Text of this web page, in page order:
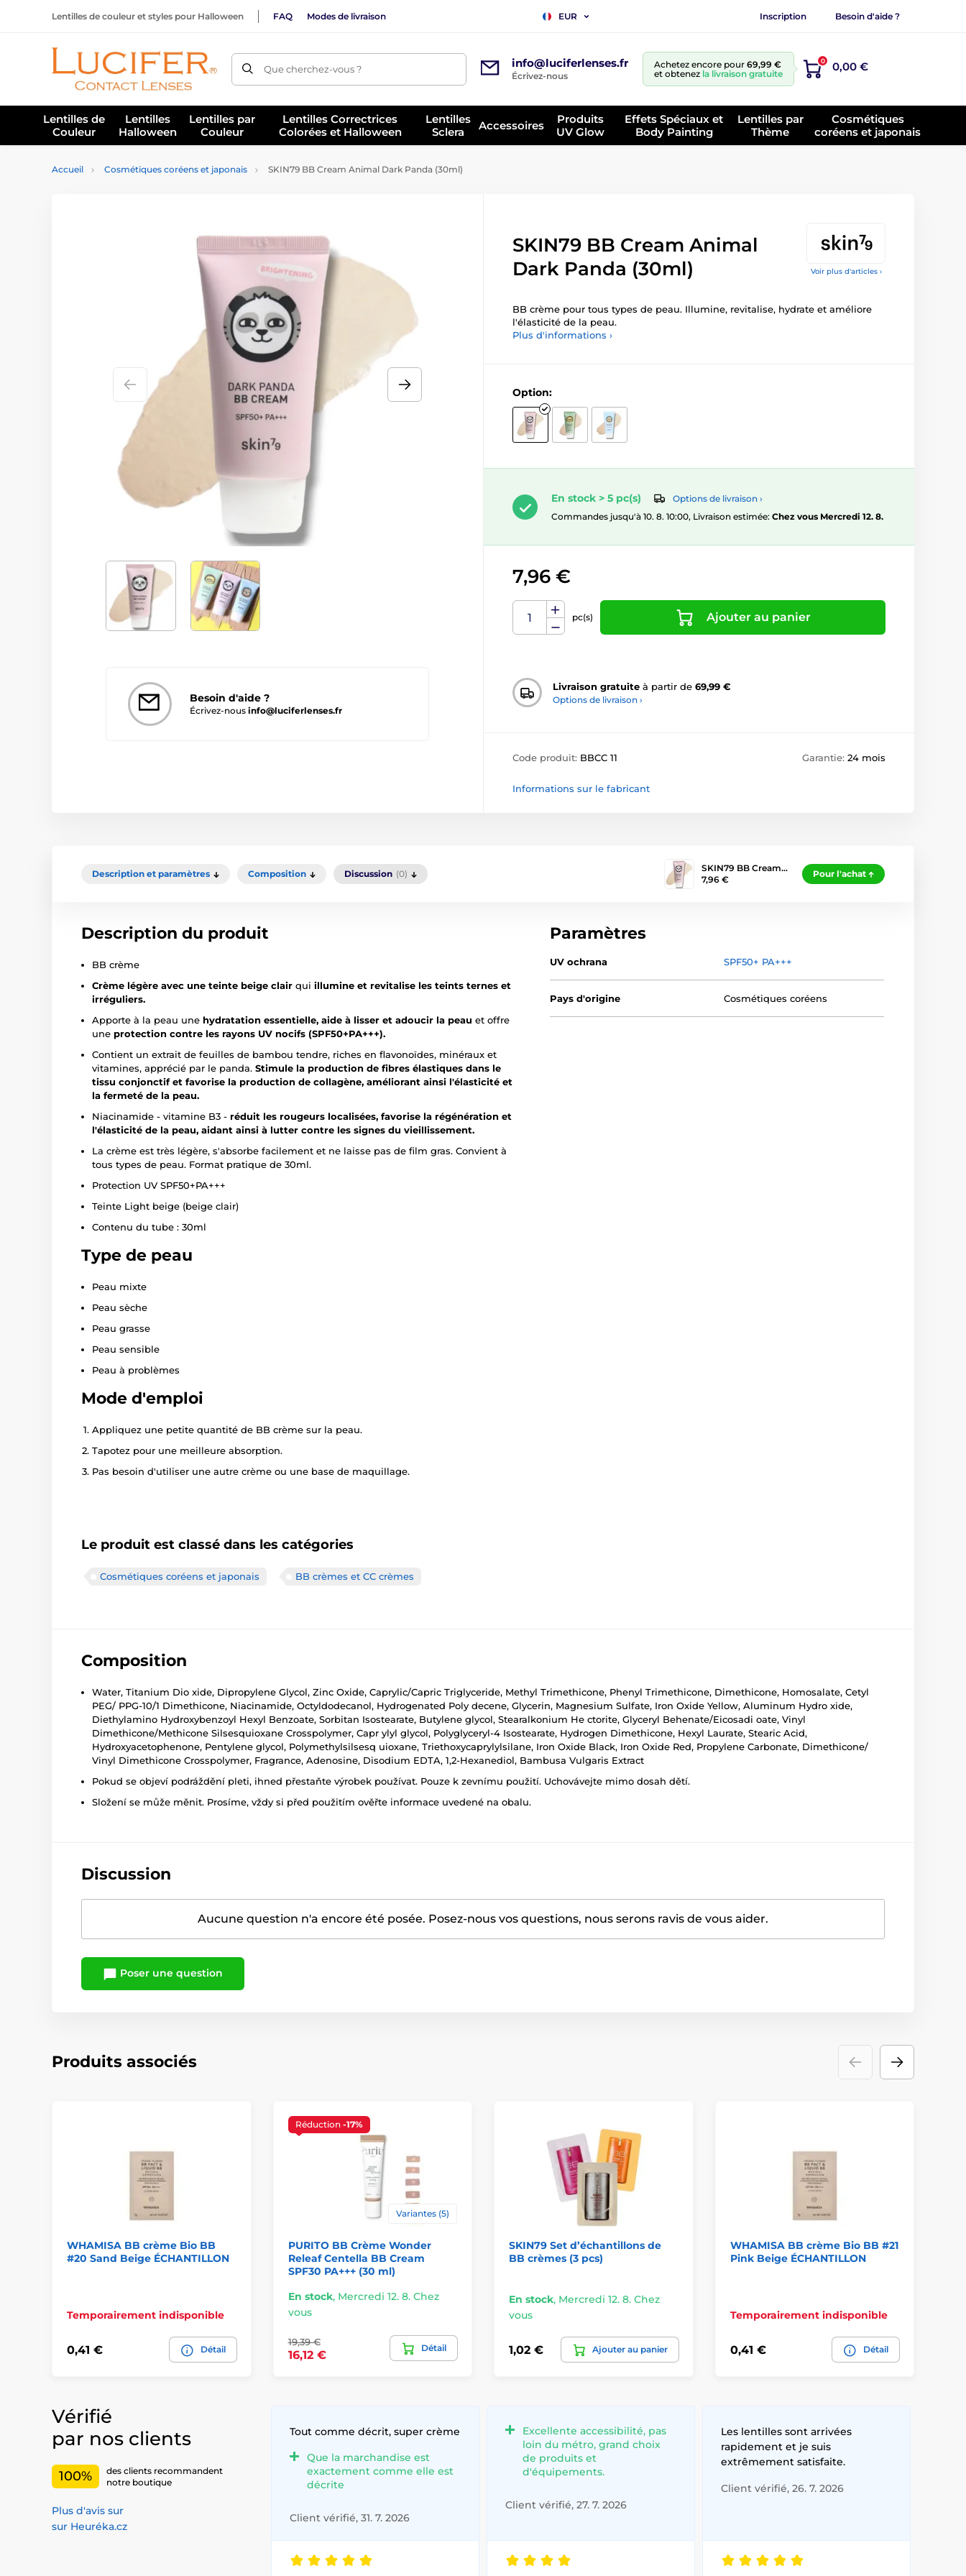
Lentilles de couleur et styles pour Halloween FAQ Modes de livraison EUR Inscription Besoin d'aide ?
Que cherchez-vous ? info@luciferlenses.fr
Écrivez-nous
Achetez encore pour 69,99 €
et obtenez la livraison gratuite
0 0,00 €
Lentilles de
Couleur
Lentilles
Halloween
Lentilles par
Couleur
Lentilles Correctrices
Colorées et Halloween
Lentilles
Sclera
Accessoires
Produits
UV Glow
Effets Spéciaux et
Body Painting
Lentilles par
Thème
Cosmétiques
coréens et japonais
Accueil Cosmétiques coréens et japonais SKIN79 BB Cream Animal Dark Panda (30ml)
Voir plus d'articles ›
Besoin d'aide ?
Écrivez-nous info@luciferlenses.fr
SKIN79 BB Cream Animal
Dark Panda (30ml)
BB crème pour tous types de peau. Illumine, revitalise, hydrate et améliore
l'élasticité de la peau.
Plus d'informations ›
Option:
En stock > 5 pc(s)
Options de livraison ›
Commandes jusqu'à 10. 8. 10:00, Livraison estimée: Chez vous Mercredi 12. 8.
7,96 €
pc(s) Ajouter au panier
Livraison gratuite à partir de 69,99 €
Options de livraison ›
Code produit: BBCC 11 Garantie: 24 mois
Informations sur le fabricant
Description et paramètres Composition Discussion (0)
SKIN79 BB Cream…
7,96 €
Pour l'achat
Description du produit
BB crème
Crème légère avec une teinte beige clair qui illumine et revitalise les teints ternes et
irréguliers.
Apporte à la peau une hydratation essentielle, aide à lisser et adoucir la peau et offre
une protection contre les rayons UV nocifs (SPF50+PA+++).
Contient un extrait de feuilles de bambou tendre, riches en flavonoïdes, minéraux et
vitamines, apprécié par le panda. Stimule la production de fibres élastiques dans le
tissu conjonctif et favorise la production de collagène, améliorant ainsi l'élasticité et
la fermeté de la peau.
Niacinamide - vitamine B3 - réduit les rougeurs localisées, favorise la régénération et
l'élasticité de la peau, aidant ainsi à lutter contre les signes du vieillissement.
La crème est très légère, s'absorbe facilement et ne laisse pas de film gras. Convient à
tous types de peau. Format pratique de 30ml.
Protection UV SPF50+PA+++
Teinte Light beige (beige clair)
Contenu du tube : 30ml
Type de peau
Peau mixte
Peau sèche
Peau grasse
Peau sensible
Peau à problèmes
Mode d'emploi
Appliquez une petite quantité de BB crème sur la peau.
Tapotez pour une meilleure absorption.
Pas besoin d'utiliser une autre crème ou une base de maquillage.
Le produit est classé dans les catégories
Cosmétiques coréens et japonais BB crèmes et CC crèmes
Paramètres
UV ochrana SPF50+ PA+++
Pays d'origine Cosmétiques coréens
Composition
Water, Titanium Dio xide, Dipropylene Glycol, Zinc Oxide, Caprylic/Capric Triglyceride, Methyl Trimethicone, Phenyl Trimethicone, Dimethicone, Homosalate, Cetyl
PEG/ PPG-10/1 Dimethicone, Niacinamide, Octyldodecanol, Hydrogenated Poly decene, Glycerin, Magnesium Sulfate, Iron Oxide Yellow, Aluminum Hydro xide,
Diethylamino Hydroxybenzoyl Hexyl Benzoate, Sorbitan Isostearate, Butylene glycol, Stearalkonium He ctorite, Glyceryl Behenate/Eicosadi oate, Vinyl
Dimethicone/Methicone Silsesquioxane Crosspolymer, Capr ylyl glycol, Polyglyceryl-4 Isostearate, Hydrogen Dimethicone, Hexyl Laurate, Stearic Acid,
Hydroxyacetophenone, Pentylene glycol, Polymethylsilsesq uioxane, Triethoxycaprylylsilane, Iron Oxide Black, Iron Oxide Red, Propylene Carbonate, Dimethicone/
Vinyl Dimethicone Crosspolymer, Fragrance, Adenosine, Disodium EDTA, 1,2-Hexanediol, Bambusa Vulgaris Extract
Pokud se objeví podráždění pleti, ihned přestaňte výrobek používat. Pouze k zevnímu použití. Uchovávejte mimo dosah dětí.
Složení se může měnit. Prosíme, vždy si před použitím ověřte informace uvedené na obalu.
Discussion
Aucune question n'a encore été posée. Posez-nous vos questions, nous serons ravis de vous aider.
Poser une question
Produits associés
WHAMISA BB crème Bio BB
#20 Sand Beige ÉCHANTILLON
Temporairement indisponible
0,41 € Détail
Réduction -17%
Variantes (5)
PURITO BB Crème Wonder
Releaf Centella BB Cream
SPF30 PA+++ (30 ml)
En stock, Mercredi 12. 8. Chez
vous
19,39 €
16,12 €
Détail
SKIN79 Set d’échantillons de
BB crèmes (3 pcs)
En stock, Mercredi 12. 8. Chez
vous
1,02 € Ajouter au panier
WHAMISA BB crème Bio BB #21
Pink Beige ÉCHANTILLON
Temporairement indisponible
0,41 € Détail
Vérifié
par nos clients
100%
des clients recommandent
notre boutique
Plus d'avis sur
sur Heuréka.cz
Tout comme décrit, super crème
Que la marchandise est
exactement comme elle est
décrite
Client vérifié, 31. 7. 2026
Excellente accessibilité, pas
loin du métro, grand choix
de produits et
d'équipements.
Client vérifié, 27. 7. 2026
Les lentilles sont arrivées
rapidement et je suis
extrêmement satisfaite.
Client vérifié, 26. 7. 2026